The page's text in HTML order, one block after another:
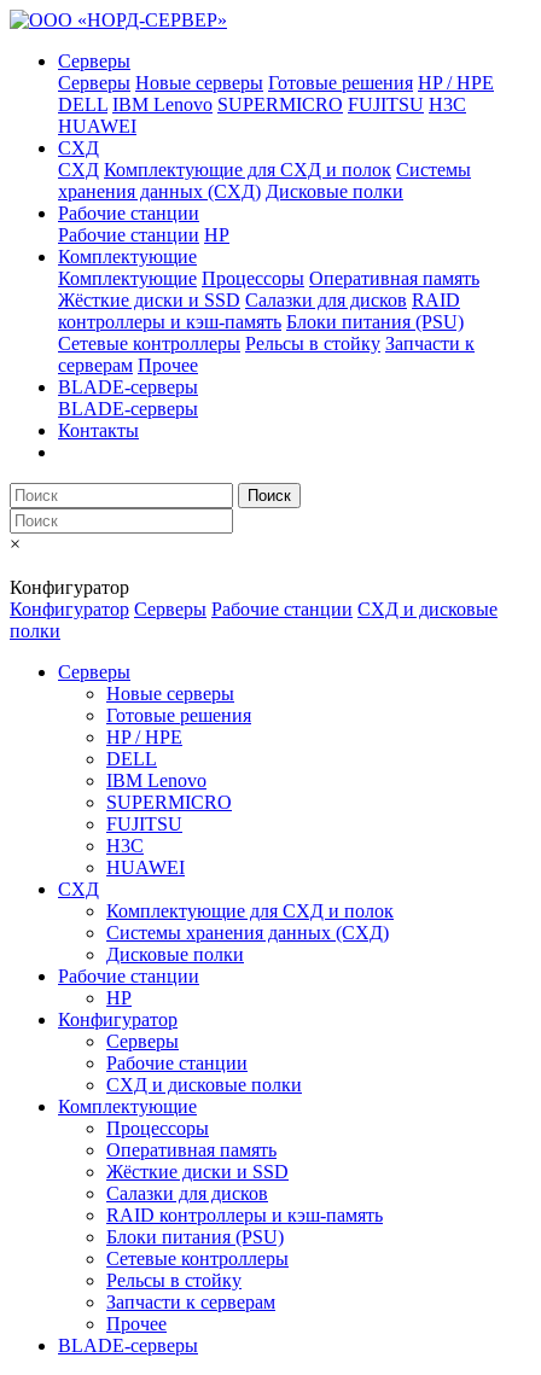
Серверы
Серверы Новые серверы Готовые решения HP / HPE
DELL IBM Lenovo SUPERMICRO FUJITSU H3C
HUAWEI
СХД
СХД Комплектующие для СХД и полок Системы
хранения данных (СХД) Дисковые полки
Рабочие станции
Рабочие станции HP
Комплектующие
Комплектующие Процессоры Оперативная память
Жёсткие диски и SSD Салазки для дисков RAID
контроллеры и кэш-память Блоки питания (PSU)
Сетевые контроллеры Рельсы в стойку Запчасти к
серверам Прочее
BLADE-серверы
BLADE-серверы
Контакты
Поиск
×
Конфигуратор
Конфигуратор Серверы Рабочие станции СХД и дисковые
полки
Серверы
Новые серверы
Готовые решения
HP / HPE
DELL
IBM Lenovo
SUPERMICRO
FUJITSU
H3C
HUAWEI
СХД
Комплектующие для СХД и полок
Системы хранения данных (СХД)
Дисковые полки
Рабочие станции
HP
Конфигуратор
Серверы
Рабочие станции
СХД и дисковые полки
Комплектующие
Процессоры
Оперативная память
Жёсткие диски и SSD
Салазки для дисков
RAID контроллеры и кэш-память
Блоки питания (PSU)
Сетевые контроллеры
Рельсы в стойку
Запчасти к серверам
Прочее
BLADE-серверы